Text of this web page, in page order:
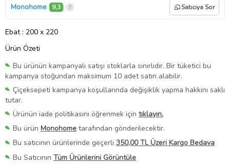
Monohome 9,3 Satıcıya Sor
Ebat : 200 x 220
Ürün Özeti
Bu ürünün kampanyalı satışı stoklarla sınırlıdır. Bir tüketici bu
kampanya stoğundan maksimum 10 adet satın alabilir.
Çiçeksepeti kampanya koşullarında değişiklik yapma hakkını saklı
tutar.
Ürünün iade politikasını öğrenmek için tıklayın.
Bu ürün Monohome tarafından gönderilecektir.
Bu satıcının ürünlerinde geçerli 350,00 TL Üzeri Kargo Bedava
Bu Satıcının Tüm Ürünlerini Görüntüle